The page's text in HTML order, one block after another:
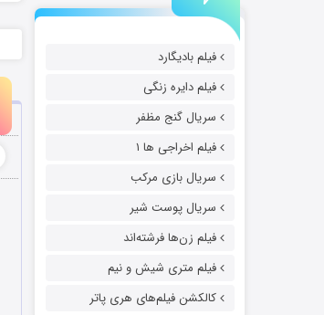
فیلم بادیگارد
فیلم دایره زنگی
سریال گنج مظفر
فیلم اخراجی ها ۱
سریال بازی مرکب
سریال پوست شیر
فیلم زن‌ها فرشته‌اند
فیلم متری شیش و نیم
کالکشن فیلم‌های هری پاتر